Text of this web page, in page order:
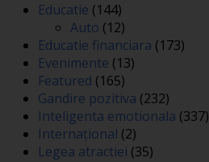
Educatie (144)
Auto (12)
Educatie financiara (173)
Evenimente (13)
Featured (165)
Gandire pozitiva (232)
Inteligenta emotionala (337)
Internațional (2)
Legea atractiei (35)